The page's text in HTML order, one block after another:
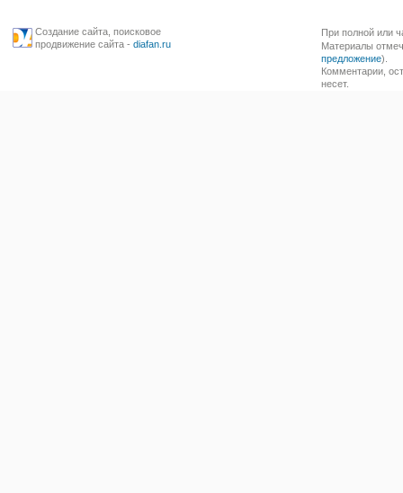
Создание сайта, поисковое
продвижение сайта- diafan.ru
При полной или
Материалы
предложение).
Комментарии,
несет.